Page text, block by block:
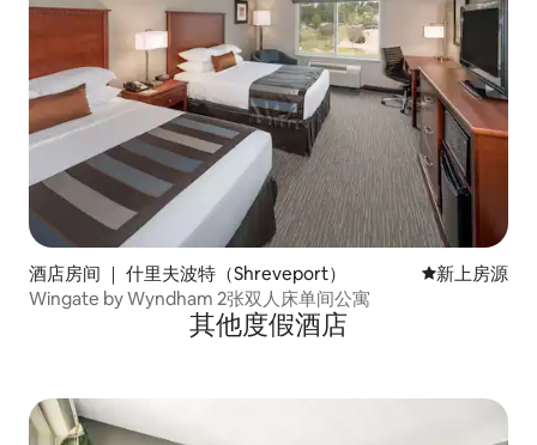
酒店房间 ｜ 什里夫波特（Shreveport） 新房源
新上房源
Wingate by Wyndham 2张双人床单间公寓
其他度假酒店